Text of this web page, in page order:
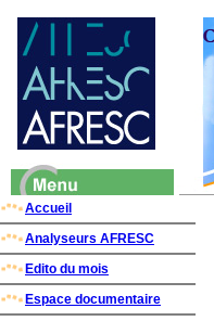
Accueil
Analyseurs AFRESC
Edito du mois
Espace documentaire